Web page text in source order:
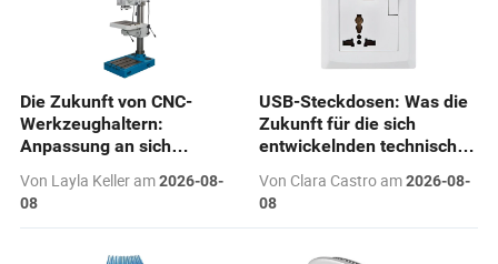
Die Zukunft von CNC-
Werkzeughaltern:
Anpassung an sich
Benutzerbedürfnisse und
Nutzung technologischer
Fortschritte
Von Layla Keller am2026-08-
08
USB-Steckdosen: Was die
Zukunft für die sich
entwickelnden technischen
Benutzerkomfort bereithält
Von Clara Castro am2026-08-
08